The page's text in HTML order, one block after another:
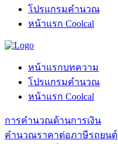
โปรแกรมคำนวณ
หน้าแรก Coolcal
หน้าแรกบทความ
โปรแกรมคำนวณ
หน้าแรก Coolcal
การคำนวณด้านการเงิน
คำนวณราคาต่อภาษีรถยนต์